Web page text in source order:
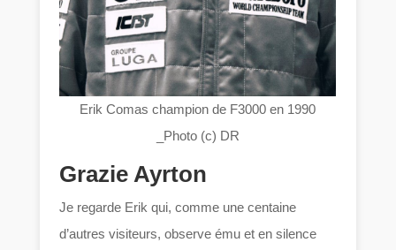
Erik Comas champion de F3000 en 1990
_Photo (c) DR
Grazie Ayrton
Je regarde Erik qui, comme une centaine
d’autres visiteurs, observe ému et en silence